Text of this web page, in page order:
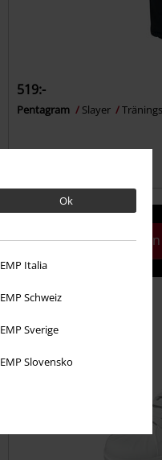
Ok
EMP Italia
EMP Schweiz
EMP Sverige
EMP Slovensko
519:-
Pentagram Slayer
Aktivera